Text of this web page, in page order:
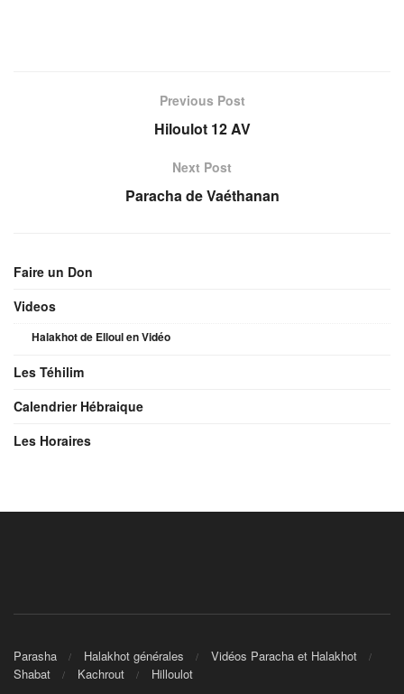
Previous Post
Hiloulot 12 AV
Next Post
Paracha de Vaéthanan
Faire un Don
Videos
Halakhot de Elloul en Vidéo
Les Téhilim
Calendrier Hébraique
Les Horaires
Parasha Halakhot générales
Vidéos Paracha et Halakhot
Shabat
Kachrout Hilloulot